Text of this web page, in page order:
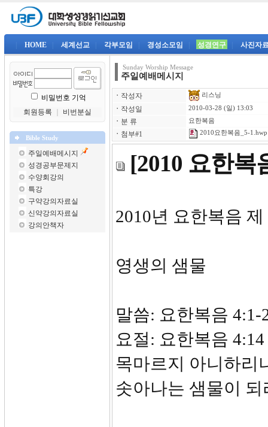
HOME 세계선교 각부모임 경성소모임 성경연구 사진자
비밀번호 기억
회원등록
비번분실
Bible Study
주일예배메시지
성경공부문제지
수양회강의
특강
구약강의자료실
신약강의자료실
강의안책자
Sunday Worship Message
주일예배메시지
ㆍ 작성자 리스닝
ㆍ 작성일 2010-03-28 (일) 13:03
ㆍ 분 류 요한복음
ㆍ 첨부#1 2010요한복음_5-1.hwp
[2010 요한복
2010년 요한복음 제
영생의 샘물
말씀: 요한복음 4:1-
요절: 요한복음
목마르지 아니하리
솟아나는 샘물이 되